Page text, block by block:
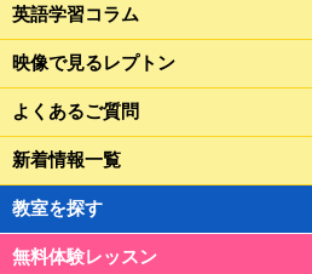
英語学習コラム
映像で見るレプトン
よくあるご質問
新着情報一覧
教室を探す
無料体験レッスン